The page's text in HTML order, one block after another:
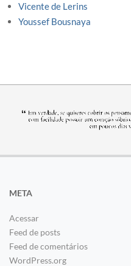
Vicente de Lerins
Youssef Bousnaya
META
Acessar
Feed de posts
Feed de comentários
WordPress.org